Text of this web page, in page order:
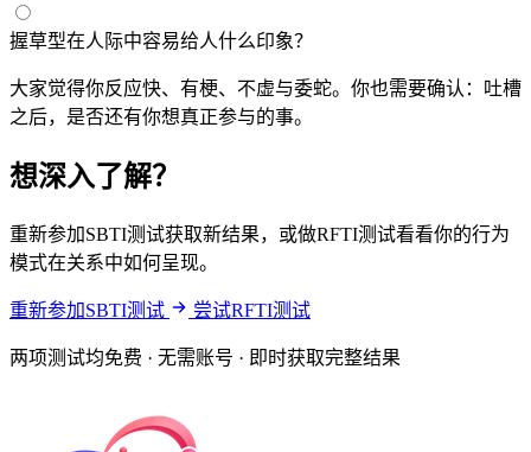
握草型在人际中容易给人什么印象？
大家觉得你反应快、有梗、不虚与委蛇。你也需要确认：吐槽
之后，是否还有你想真正参与的事。
想深入了解？
重新参加SBTI测试获取新结果，或做RFTI测试看看你的行为
模式在关系中如何呈现。
重新参加SBTI测试 尝试RFTI测试
两项测试均免费 · 无需账号 · 即时获取完整结果